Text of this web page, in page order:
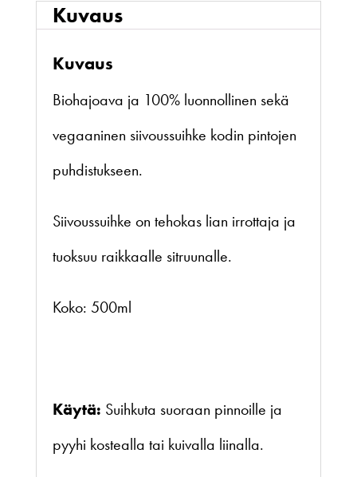
määrä
Kuvaus
Kuvaus
Biohajoava ja 100% luonnollinen sekä
vegaaninen siivoussuihke kodin pintojen
puhdistukseen.
Siivoussuihke on tehokas lian irrottaja ja
tuoksuu raikkaalle sitruunalle.
Koko: 500ml
Käytä: Suihkuta suoraan pinnoille ja
pyyhi kostealla tai kuivalla liinalla.